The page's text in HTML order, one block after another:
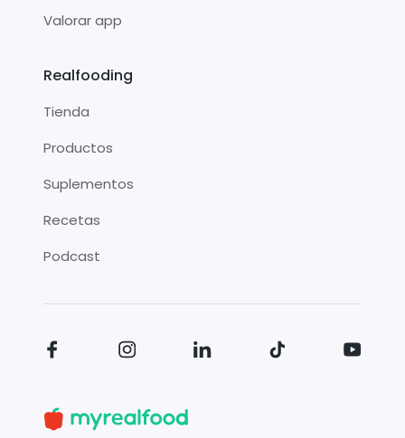
Valorar app
Realfooding
Tienda
Productos
Suplementos
Recetas
Podcast